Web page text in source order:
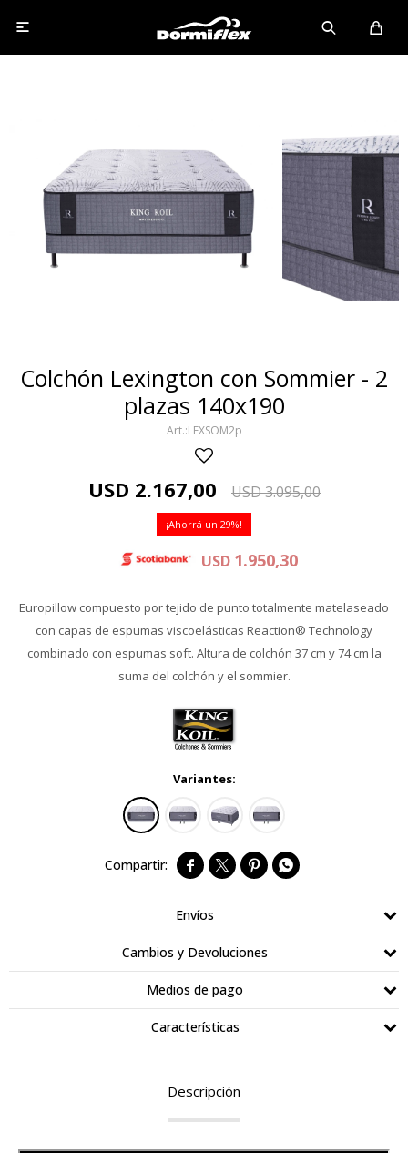

Colchón Lexington con Sommier - 2
plazas 140x190
LEXSOM2p
USD 2.167,00 USD3.095,00
29
USD 1.950,30
Europillow compuesto por tejido de punto totalmente matelaseado
con capas de espumas viscoelásticas Reaction® Technology
combinado con espumas soft. Altura de colchón 37 cm y 74 cm la
suma del colchón y el sommier.
Variantes:
   
Envíos
Cambios y Devoluciones
Medios de pago
Características
Descripción